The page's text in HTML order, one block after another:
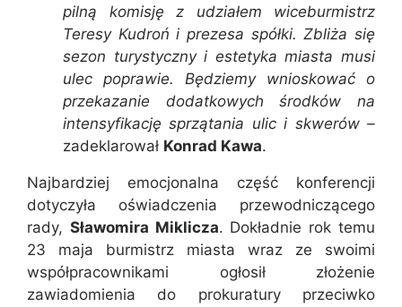
pilną komisję z udziałem wiceburmistrz
Teresy Kudroń i prezesa spółki. Zbliża się
sezon turystyczny i estetyka miasta musi
ulec poprawie. Będziemy wnioskować o
przekazanie dodatkowych środków na
intensyfikację sprzątania ulic i skwerów –
zadeklarował Konrad Kawa.
Najbardziej emocjonalna część konferencji
dotyczyła oświadczenia przewodniczącego
rady, Sławomira Miklicza. Dokładnie rok temu
23 maja burmistrz miasta wraz ze swoimi
współpracownikami ogłosił złożenie
zawiadomienia do prokuratury przeciwko